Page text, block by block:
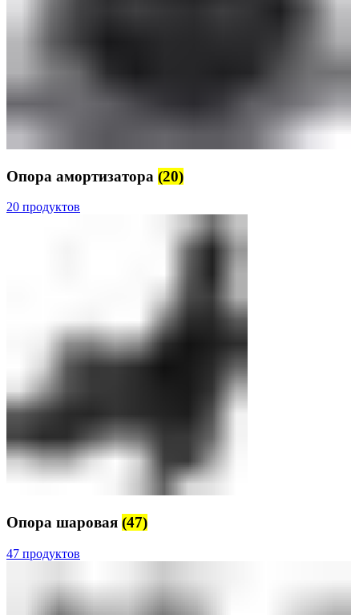
Опора амортизатора (20)
20 продуктов
Опора шаровая (47)
47 продуктов